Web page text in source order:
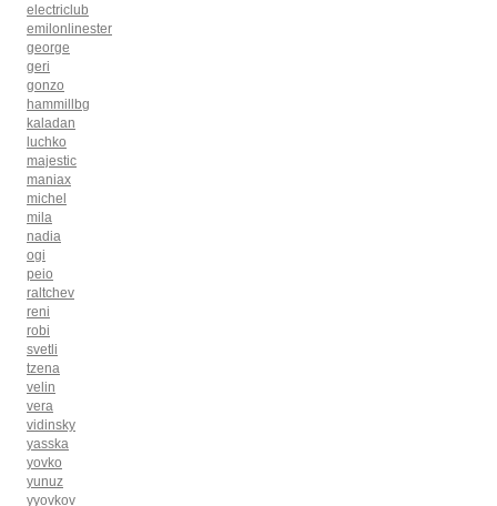
electriclub
emilonlinester
george
geri
gonzo
hammillbg
kaladan
luchko
majestic
maniax
michel
mila
nadia
ogi
peio
raltchev
reni
robi
svetli
tzena
velin
vera
vidinsky
yasska
yovko
yunuz
yyovkov